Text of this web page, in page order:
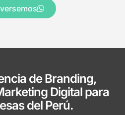
de Branding,
Digital para
del Perú.